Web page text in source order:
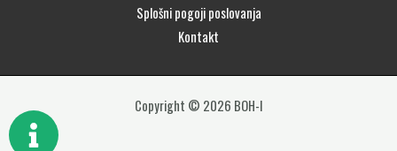
Splošni pogoji poslovanja
Kontakt
Copyright © 2026 BOH-I